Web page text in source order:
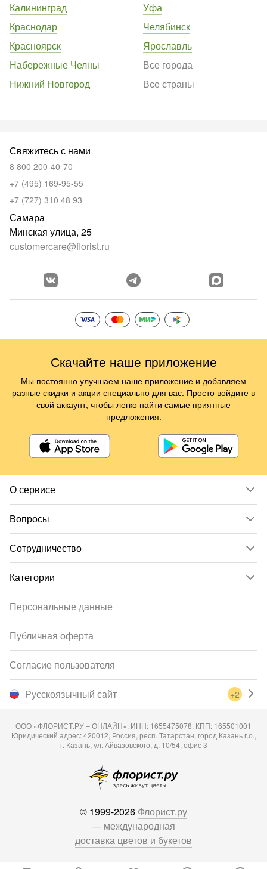
Калининград
Краснодар
Красноярск
Набережные Челны
Нижний Новгород
Уфа
Челябинск
Ярославль
Все города
Все страны
О сервисе
Вопросы
Сотрудничество
Категории
Свяжитесь с нами
8 800 200-40-70
+7 (495) 169-95-55
+7 (727) 310 48 93
Самара
Минская улица, 25
customercare@florist.ru
Русскоязычный сайт +2
Персональные данные
Публичная оферта
Согласие пользователя
ООО «ФЛОРИСТ.РУ – ОНЛАЙН», ИНН: 1655475078, КПП: 165501001
Юридический адрес: 420012, Россия, респ. Татарстан, город Казань г.о.,
г. Казань, ул. Айвазовского, д. 10/54, офис 3
© 1999-2026 Флорист.ру
— международная
доставка цветов и букетов
Скачайте наше приложение
Мы постоянно улучшаем наше приложение и добавляем
разные скидки и акции специально для вас. Просто войдите в
свой аккаунт, чтобы легко найти самые приятные
предложения.